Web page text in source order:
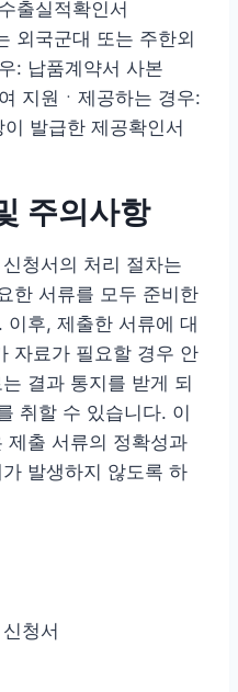
출실적확인서
외국군대 또는 주한외
: 납품계약서 사본
지원ㆍ제공하는 경우:
발급한 제공확인서
주의사항
청서의 처리 절차는
한 서류를 모두 준비한
이후, 제출한 서류에 대
자료가 필요할 경우 안
결과 통지를 받게 되
취할 수 있습니다. 이
제출 서류의 정확성과
발생하지 않도록 하
청서